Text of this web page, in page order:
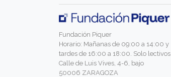
Fundación Piquer
Horario: Mañanas de 09:00 a 14:00 y
tardes de 16:00 a 18:00. Solo lectivos
Calle de Luis Vives, 4-6, bajo
50006 ZARAGOZA